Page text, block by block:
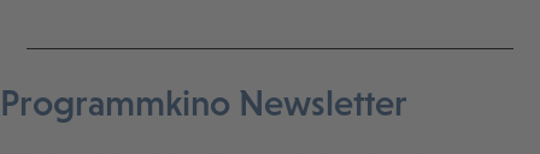
Programmkino Newsletter